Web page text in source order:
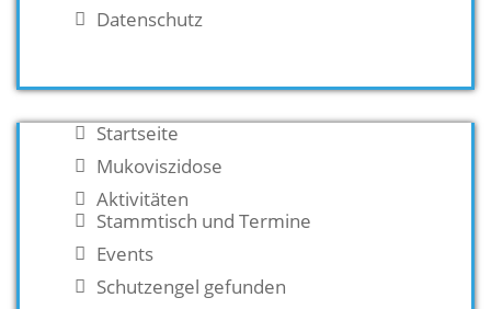
Datenschutz
Startseite
Mukoviszidose
Aktivitäten
Stammtisch und Termine
Events
Schutzengel gefunden